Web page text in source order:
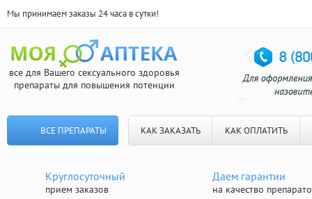
Мы принимаем заказы 24 часа в сутки!
все для Вашего сексуального здоровья
препараты для повышения потенции
ВСЕ ПРЕПАРАТЫ КАК ЗАКАЗАТЬ КАК ОПЛАТИТЬ
Круглосуточный
прием заказов
Даем гарантии
на качество